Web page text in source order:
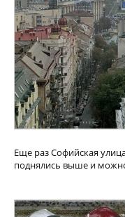
Еще раз Софийская
поднялись выше и